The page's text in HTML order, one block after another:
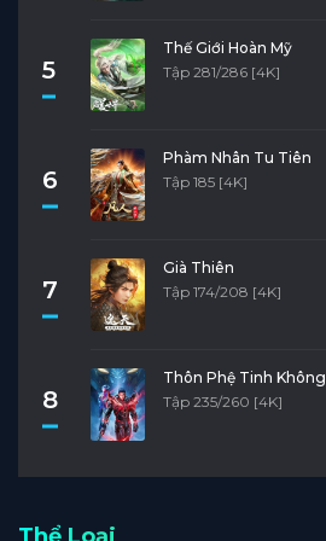
5
Thế Giới Hoàn Mỹ
Tập 281/286 [4K]
6
Phàm Nhân Tu Tiên
Tập 185 [4K]
7
Già Thiên
Tập 174/208 [4K]
8
Thôn Phệ Tinh Không
Tập 235/260 [4K]
Thể Loại